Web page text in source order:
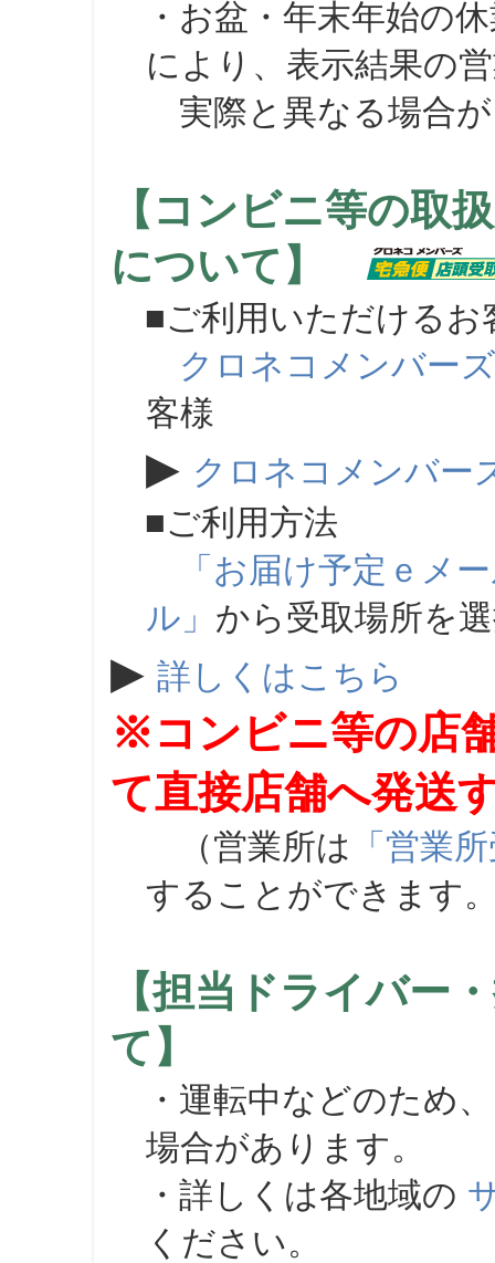
・お盆・年末年始の
により、表示結果の
実際と異なる場合が
【コンビニ等の取
について】
■ご利用いただけるお
クロネコメンバーズ
客様
▶ クロネコメンバー
■ご利用方法
「お届け予定ｅメ
ル」 から受取場所を
▶ 詳しくはこちら
※コンビニ等の店
て直接店舗へ発送
（営業所は 「営業
することができます
【担当ドライバー
て】
・運転中などのため
場合があります。
・詳しくは各地域の
ください。